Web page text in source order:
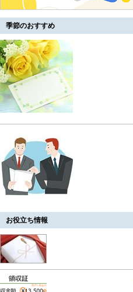
季節のおすすめ
お役立ち情報